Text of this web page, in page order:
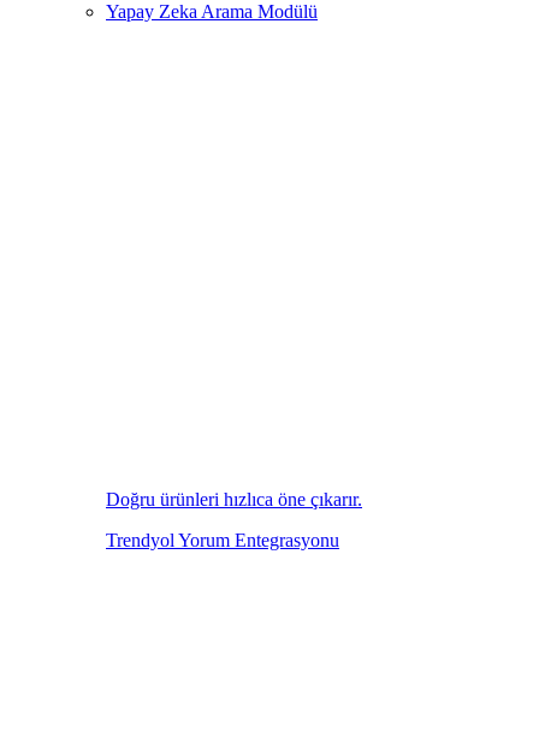
Yapay Zeka Arama Modülü
Doğru ürünleri hızlıca öne çıkarır.
Trendyol Yorum Entegrasyonu